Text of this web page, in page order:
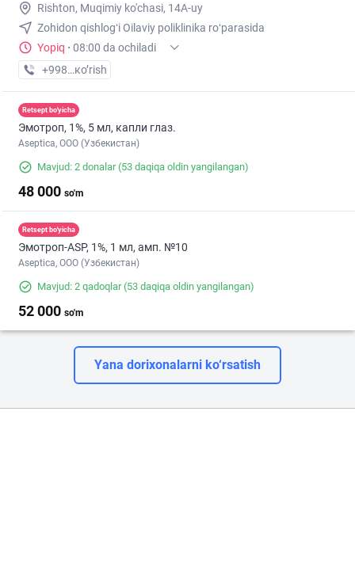
Rishton, Muqimiy ko'chasi, 14A-uy
Zohidon qishlogʻi Oilaviy poliklinika roʻparasida
Yopiq · 08:00 da ochiladi
+998 (77) XXX-XX-XX
кo’rish
Retsept bo'yicha
Эмотроп, 1%, 5 мл, капли глаз.
Aseptica, ООО (Узбекистан)
Mavjud: 2 donalar(53 daqiqa oldin yangilangan)
48 000 so'm
Retsept bo'yicha
Эмотроп-ASР, 1%, 1 мл, амп. №10
Aseptica, ООО (Узбекистан)
Mavjud: 2 qadoqlar(53 daqiqa oldin yangilangan)
52 000 so'm
Yana dorixonalarni ko‘rsatish